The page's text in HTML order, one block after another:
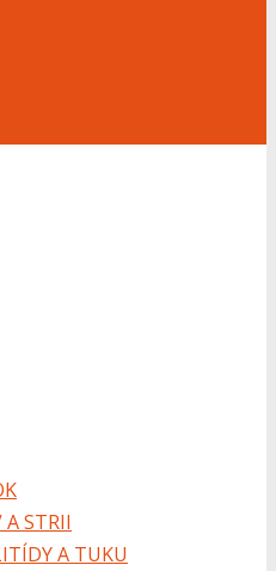
A STRII
A TUKU